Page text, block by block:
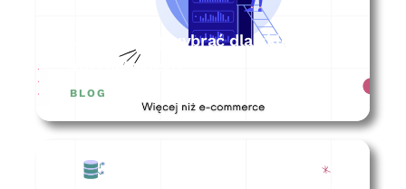
Jaki hosting wybrać dla sklepu
internetowego?
BLOG